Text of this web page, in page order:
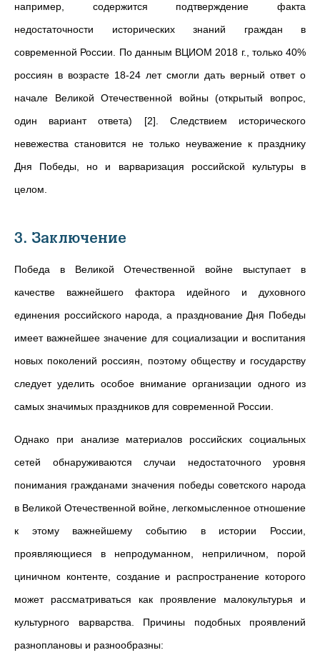
например, содержится подтверждение факта
недостаточности исторических знаний граждан в
современной России. По данным ВЦИОМ 2018 г., только 40%
россиян в возрасте 18-24 лет смогли дать верный ответ о
начале Великой Отечественной войны (открытый вопрос,
один вариант ответа) [2]. Следствием исторического
невежества становится не только неуважение к празднику
Дня Победы, но и варваризация российской культуры в
целом.
3. Заключение
Победа в Великой Отечественной войне выступает в
качестве важнейшего фактора идейного и духовного
единения российского народа, а празднование Дня Победы
имеет важнейшее значение для социализации и воспитания
новых поколений россиян, поэтому обществу и государству
следует уделить особое внимание организации одного из
самых значимых праздников для современной России.
Однако при анализе материалов российских социальных
сетей обнаруживаются случаи недостаточного уровня
понимания гражданами значения победы советского народа
в Великой Отечественной войне, легкомысленное отношение
к этому важнейшему событию в истории России,
проявляющиеся в непродуманном, неприличном, порой
циничном контенте, создание и распространение которого
может рассматриваться как проявление малокультурья и
культурного варварства. Причины подобных проявлений
разноплановы и разнообразны: